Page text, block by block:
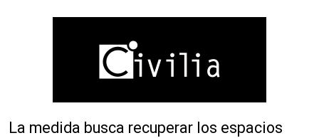
La medida busca recuperar los espacios